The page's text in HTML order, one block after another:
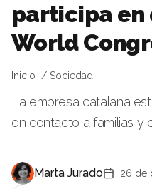
participa en
World
Inicio Sociedad
La empresa catalana
en contacto a familias y
Marta Jurado
26 de